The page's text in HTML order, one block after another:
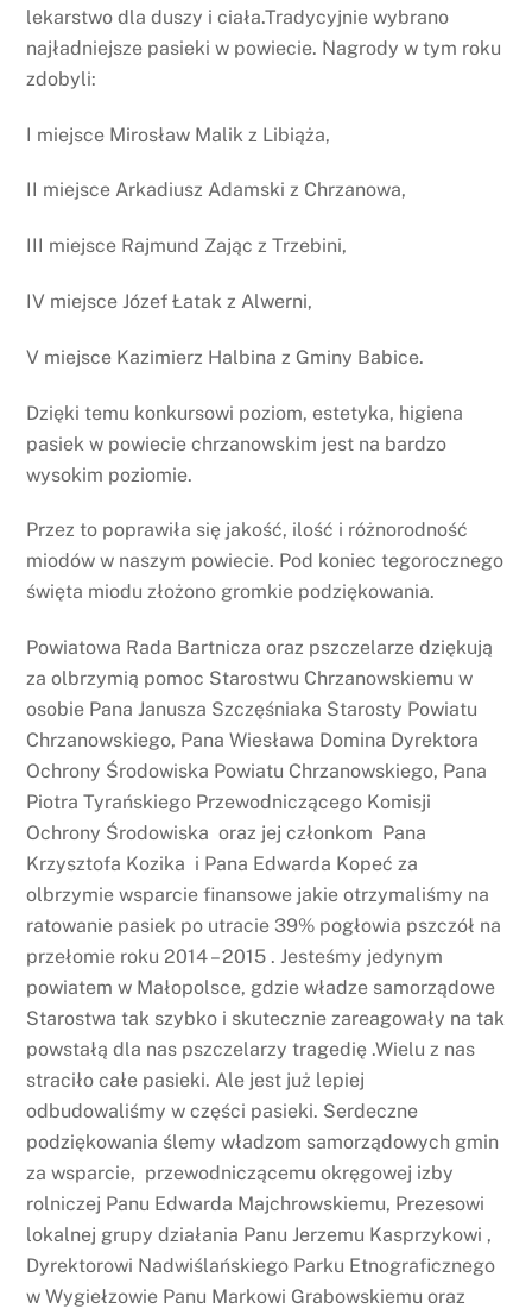
lekarstwo dla duszy i ciała.Tradycyjnie wybrano
najładniejsze pasieki w powiecie. Nagrody w tym roku
zdobyli:
I miejsce Mirosław Malik z Libiąża,
II miejsce Arkadiusz Adamski z Chrzanowa,
III miejsce Rajmund Zając z Trzebini,
IV miejsce Józef Łatak z Alwerni,
V miejsce Kazimierz Halbina z Gminy Babice.
Dzięki temu konkursowi poziom, estetyka, higiena
pasiek w powiecie chrzanowskim jest na bardzo
wysokim poziomie.
Przez to poprawiła się jakość, ilość i różnorodność
miodów w naszym powiecie. Pod koniec tegorocznego
święta miodu złożono gromkie podziękowania.
Powiatowa Rada Bartnicza oraz pszczelarze dziękują
za olbrzymią pomoc Starostwu Chrzanowskiemu w
osobie Pana Janusza Szczęśniaka Starosty Powiatu
Chrzanowskiego, Pana Wiesława Domina Dyrektora
Ochrony Środowiska Powiatu Chrzanowskiego, Pana
Piotra Tyrańskiego Przewodniczącego Komisji
Ochrony Środowiska oraz jej członkom Pana
Krzysztofa Kozika i Pana Edwarda Kopeć za
olbrzymie wsparcie finansowe jakie otrzymaliśmy na
ratowanie pasiek po utracie 39% pogłowia pszczół na
przełomie roku 2014 – 2015 . Jesteśmy jedynym
powiatem w Małopolsce, gdzie władze samorządowe
Starostwa tak szybko i skutecznie zareagowały na tak
powstałą dla nas pszczelarzy tragedię .Wielu z nas
straciło całe pasieki. Ale jest już lepiej
odbudowaliśmy w części pasieki. Serdeczne
podziękowania ślemy władzom samorządowych gmin
za wsparcie, przewodniczącemu okręgowej izby
rolniczej Panu Edwarda Majchrowskiemu, Prezesowi
lokalnej grupy działania Panu Jerzemu Kasprzykowi ,
Dyrektorowi Nadwiślańskiego Parku Etnograficznego
w Wygiełzowie Panu Markowi Grabowskiemu oraz